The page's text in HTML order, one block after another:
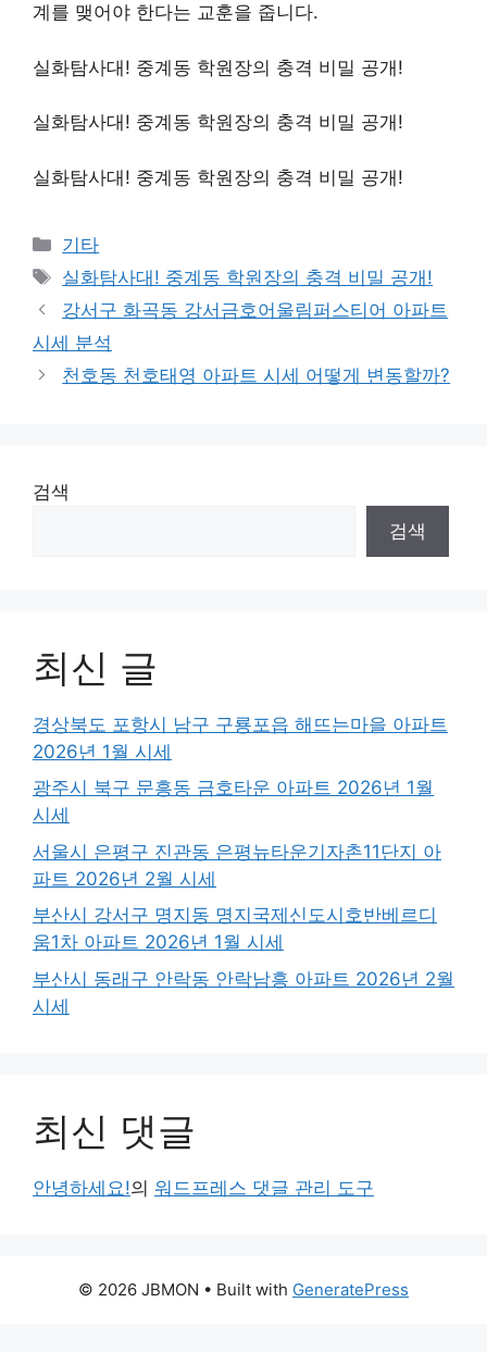
계를 맺어야 한다는 교훈을 줍니다.
실화탐사대! 중계동 학원장의 충격 비밀 공개!
실화탐사대! 중계동 학원장의 충격 비밀 공개!
실화탐사대! 중계동 학원장의 충격 비밀 공개!
Categories
기타
Tags
실화탐사대! 중계동 학원장의 충격 비밀 공개!
강서구 화곡동 강서금호어울림퍼스티어 아파트
시세 분석
천호동 천호태영 아파트 시세 어떻게 변동할까?
검색
검색
최신 글
경상북도 포항시 남구 구룡포읍 해뜨는마을 아파트
2026년 1월 시세
광주시 북구 문흥동 금호타운 아파트 2026년 1월
시세
서울시 은평구 진관동 은평뉴타운기자촌11단지 아
파트 2026년 2월 시세
부산시 강서구 명지동 명지국제신도시호반베르디
움1차 아파트 2026년 1월 시세
부산시 동래구 안락동 안락남흥 아파트 2026년 2월
시세
최신 댓글
안녕하세요!의 워드프레스 댓글 관리 도구
© 2026 JBMON • Built with GeneratePress